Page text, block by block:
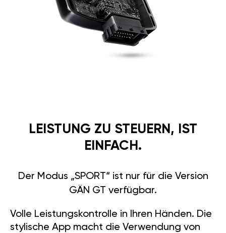
LEISTUNG ZU STEUERN, IST
EINFACH.
Der Modus „SPORT“ ist nur für die Version
GÄN GT verfügbar.
Volle Leistungskontrolle in Ihren Händen. Die
stylische App macht die Verwendung von